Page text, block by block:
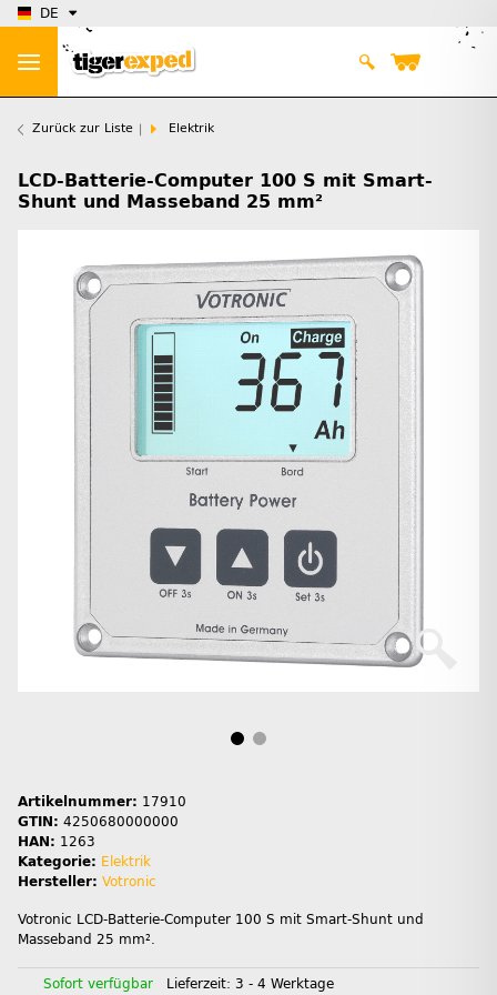
DE
Zurück zur Liste Elektrik
LCD-Batterie-Computer 100 S mit Smart-
Shunt und Masseband 25 mm²
Artikelnummer: 17910
GTIN: 4250680000000
HAN: 1263
Kategorie: Elektrik
Hersteller: Votronic
Votronic LCD-Batterie-Computer 100 S mit Smart-Shunt und
Masseband 25 mm².
Sofort verfügbar Lieferzeit: 3 - 4 Werktage